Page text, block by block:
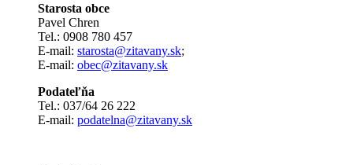
Starosta obce
Pavel Chren
Tel.: 0908 780 457
E-mail: starosta@zitavany.sk;
E-mail: obec@zitavany.sk
Podateľňa
Tel.: 037/64 26 222
E-mail: podatelna@zitavany.sk